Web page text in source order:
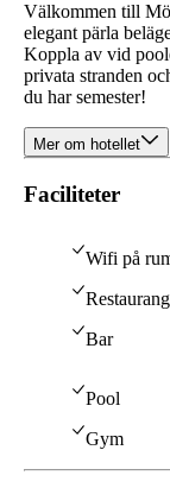
Välkommen till
elegant pärla
Koppla av vid
privata stranden
du har semester!
Mer om hotellet
Faciliteter
Wifi på
Restaurang
Bar
Pool
Gym